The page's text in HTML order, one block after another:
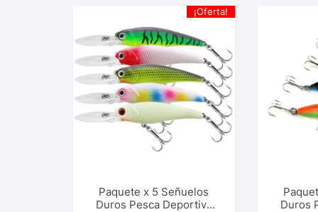
¡Oferta!
Paquete x 5 Señuelos
Duros Pesca Deportiva
Duros